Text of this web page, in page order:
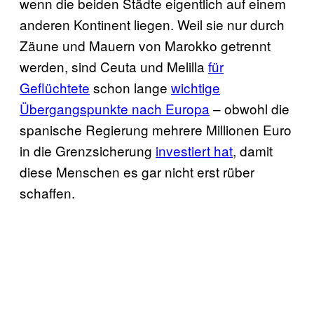
anderen Kontinent liegen. Weil sie nur durch
Zäune und Mauern von Marokko getrennt
werden, sind Ceuta und Melilla für
Geflüchtete schon lange wichtige
Übergangspunkte nach Europa – obwohl die
spanische Regierung mehrere Millionen Euro
in die Grenzsicherung investiert hat, damit
diese Menschen es gar nicht erst rüber
schaffen.